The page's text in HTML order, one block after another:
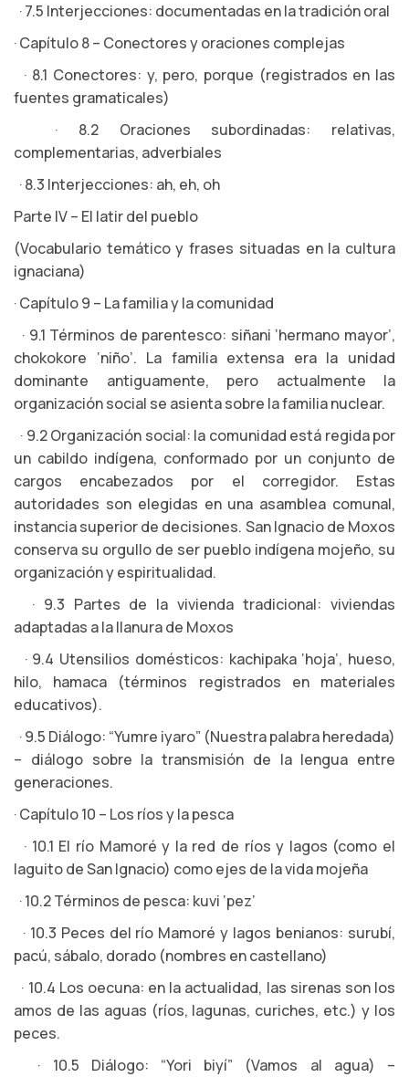
· 7.5 Interjecciones: documentadas en la tradición oral
· Capítulo 8 – Conectores y oraciones complejas
· 8.1 Conectores: y, pero, porque (registrados en las
fuentes gramaticales)
· 8.2 Oraciones subordinadas: relativas,
complementarias, adverbiales
· 8.3 Interjecciones: ah, eh, oh
Parte IV – El latir del pueblo
(Vocabulario temático y frases situadas en la cultura
ignaciana)
· Capítulo 9 – La familia y la comunidad
· 9.1 Términos de parentesco: siñani ‘hermano mayor’,
chokokore ‘niño’. La familia extensa era la unidad
dominante antiguamente, pero actualmente la
organización social se asienta sobre la familia nuclear.
· 9.2 Organización social: la comunidad está regida por
un cabildo indígena, conformado por un conjunto de
cargos encabezados por el corregidor. Estas
autoridades son elegidas en una asamblea comunal,
instancia superior de decisiones. San Ignacio de Moxos
conserva su orgullo de ser pueblo indígena mojeño, su
organización y espiritualidad.
· 9.3 Partes de la vivienda tradicional: viviendas
adaptadas a la llanura de Moxos
· 9.4 Utensilios domésticos: kachipaka ‘hoja’, hueso,
hilo, hamaca (términos registrados en materiales
educativos).
· 9.5 Diálogo: “Yumre iyaro” (Nuestra palabra heredada)
– diálogo sobre la transmisión de la lengua entre
generaciones.
· Capítulo 10 – Los ríos y la pesca
· 10.1 El río Mamoré y la red de ríos y lagos (como el
laguito de San Ignacio) como ejes de la vida mojeña
· 10.2 Términos de pesca: kuvi ‘pez’
· 10.3 Peces del río Mamoré y lagos benianos: surubí,
pacú, sábalo, dorado (nombres en castellano)
· 10.4 Los oecuna: en la actualidad, las sirenas son los
amos de las aguas (ríos, lagunas, curiches, etc.) y los
peces.
· 10.5 Diálogo: “Yori biyí” (Vamos al agua) –